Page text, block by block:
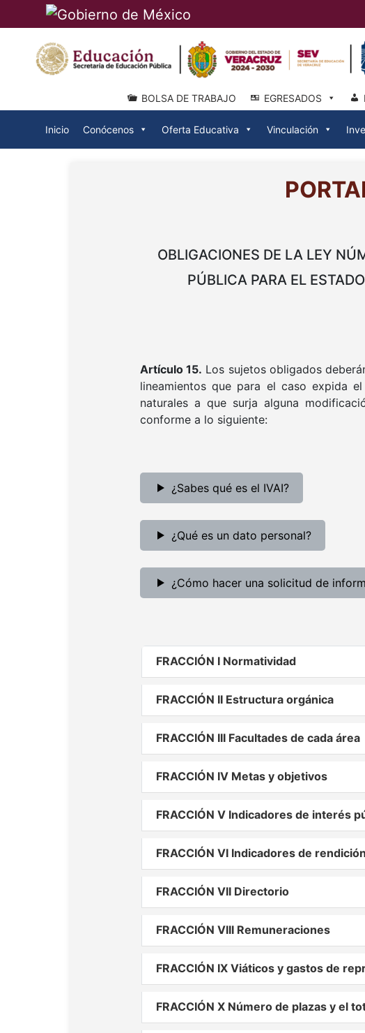
BOLSA DE TRABAJO EGRESADOS
Inicio Conócenos Oferta Educativa Vinculación
OBLIGACIONES DE LA LEY
PÚBLICA PARA EL
Artículo 15. Los sujetos obligados
lineamientos que para el caso expida
naturales a que surja alguna
conforme a lo siguiente:
¿Sabes qué es el IVAI?
¿Qué es un dato personal?
¿Cómo hacer una solicitud de
FRACCIÓN I Normatividad
FRACCIÓN II Estructura orgánica
FRACCIÓN III Facultades de cada área
FRACCIÓN IV Metas y objetivos
FRACCIÓN V Indicadores de interés
FRACCIÓN VI Indicadores de
FRACCIÓN VII Directorio
FRACCIÓN VIII Remuneraciones
FRACCIÓN IX Viáticos y gastos de
FRACCIÓN X Número de plazas y el